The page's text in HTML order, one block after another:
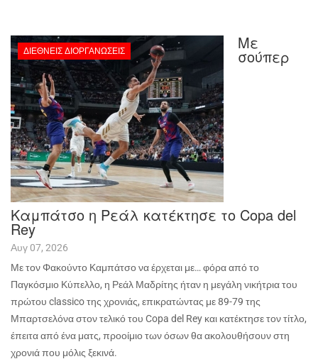
ΔΙΕΘΝΕΊΣ ΔΙΟΡΓΑΝΏΣΕΙΣ Με
σούπερ
Καμπάτσο η Ρεάλ κατέκτησε το Copa del
Rey
Αυγ 07, 2026
Με τον Φακούντο Καμπάτσο να έρχεται με… φόρα από το
Παγκόσμιο Κύπελλο, η Ρεάλ Μαδρίτης ήταν η μεγάλη νικήτρια του
πρώτου classicoτης χρονιάς, επικρατώντας με 89-79 της
Μπαρτσελόνα στον τελικό του Copa del Rey και κατέκτησε τον τίτλο,
έπειτα από ένα ματς, προοίμιο των όσων θα ακολουθήσουν στη
χρονιά που μόλις ξεκινά.